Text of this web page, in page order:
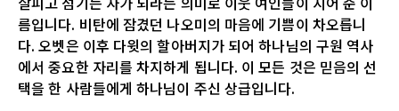
름입니다. 비탄에 잠겼던 나오미의 마음에 기쁨이 차오릅니
다. 오벳은 이후 다윗의 할아버지가 되어 하나님의 구원 역사
에서 중요한 자리를 차지하게 됩니다. 이 모든 것은 믿음의 선
택을 한 사람들에게 하나님이 주신 상급입니다.